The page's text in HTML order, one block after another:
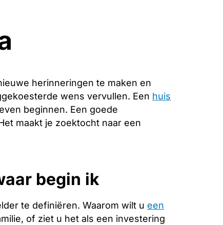
herinneringen te maken en
wens vervullen. Een huis
beginnen. Een goede
maakt je zoektocht naar een
begin ik
te definiëren. Waarom wilt u een
of ziet u het als een investering